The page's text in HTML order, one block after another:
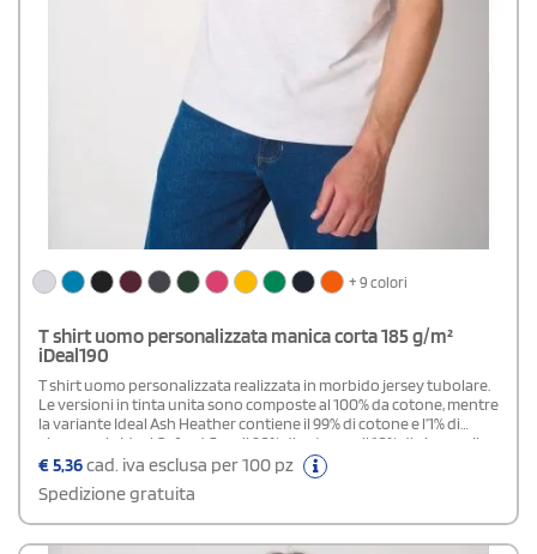
+ 9 colori
T shirt uomo personalizzata manica corta 185 g/m²
iDeal190
T shirt uomo personalizzata realizzata in morbido jersey tubolare.
Le versioni in tinta unita sono composte al 100% da cotone, mentre
la variante Ideal Ash Heather contiene il 99% di cotone e l’1% di
viscosa, e la Ideal Oxford Grey il 90% di cotone e il 10% di viscosa. Il
collo rotondo è rifinito con bordo a costine 1x1 e doppie
impunture, completato da un nastro di rinforzo interno tono su
tono. Gli orli delle maniche e del fondo capo sono realizzati con
cuciture a doppio ago mentre,l’etichetta del marchio, è
€5,36cad. iva esclusa per 100 pz
Spedizione gratuita